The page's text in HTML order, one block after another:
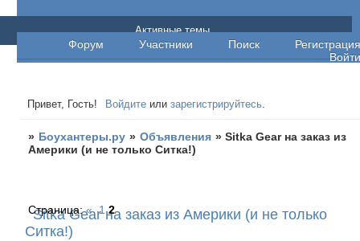
Боухантеры.ру
Форум Участники Поиск
Регистрация
Войти
Активные темы
Привет, Гость! Войдите илизарегистрируйтесь.
» Боухантеры.ру » Объявления »Sitka Gear на заказ из
Америки (и не только Ситка!)
Sitka Gear на заказ из Америки (и не только
Ситка!)
Страница:« 1 2